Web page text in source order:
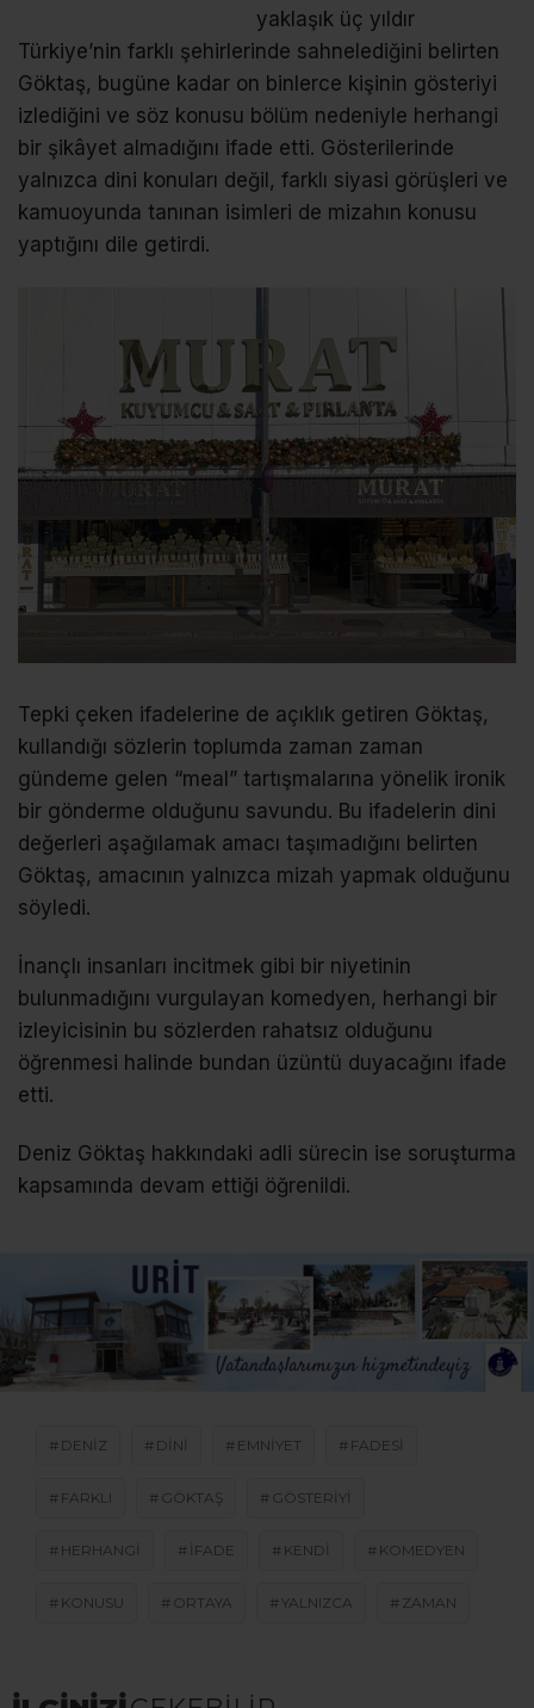
yaklaşık üç yıldır
Türkiye’nin farklı şehirlerinde sahnelediğini belirten
Göktaş, bugüne kadar on binlerce kişinin gösteriyi
izlediğini ve söz konusu bölüm nedeniyle herhangi
bir şikâyet almadığını ifade etti. Gösterilerinde
yalnızca dini konuları değil, farklı siyasi görüşleri ve
kamuoyunda tanınan isimleri de mizahın konusu
yaptığını dile getirdi.
Tepki çeken ifadelerine de açıklık getiren Göktaş,
kullandığı sözlerin toplumda zaman zaman
gündeme gelen “meal” tartışmalarına yönelik ironik
bir gönderme olduğunu savundu. Bu ifadelerin dini
değerleri aşağılamak amacı taşımadığını belirten
Göktaş, amacının yalnızca mizah yapmak olduğunu
söyledi.
İnançlı insanları incitmek gibi bir niyetinin
bulunmadığını vurgulayan komedyen, herhangi bir
izleyicisinin bu sözlerden rahatsız olduğunu
öğrenmesi halinde bundan üzüntü duyacağını ifade
etti.
Deniz Göktaş hakkındaki adli sürecin ise soruşturma
kapsamında devam ettiği öğrenildi.
DENIZ DINI EMNIYET FADESI
FARKLI GÖKTAŞ GÖSTERIYI
HERHANGI IFADE KENDI KOMEDYEN
KONUSU ORTAYA YALNIZCA ZAMAN